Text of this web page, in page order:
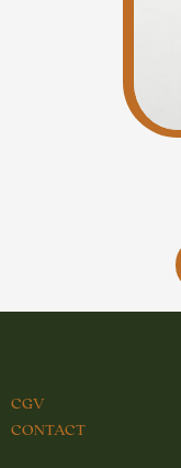
CGV
CONTACT